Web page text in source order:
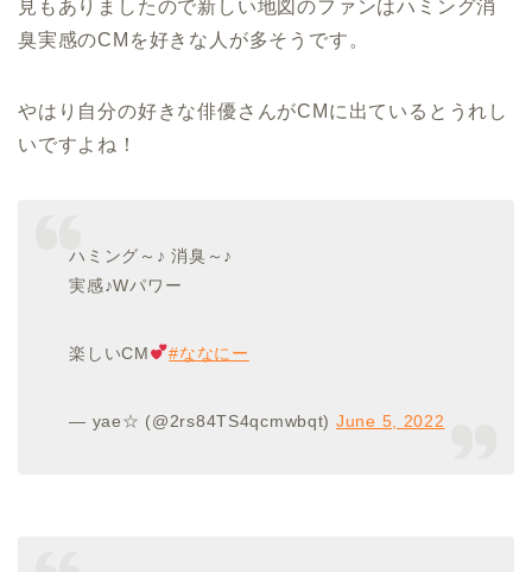
見もありましたので新しい地図のファンはハミング消
臭実感のCMを好きな人が多そうです。
やはり自分の好きな俳優さんがCMに出ているとうれし
いですよね！
ハミング～♪ 消臭～♪
実感♪Wパワー
楽しいCM #ななにー
— yae☆ (@2rs84TS4qcmwbqt) June 5, 2022